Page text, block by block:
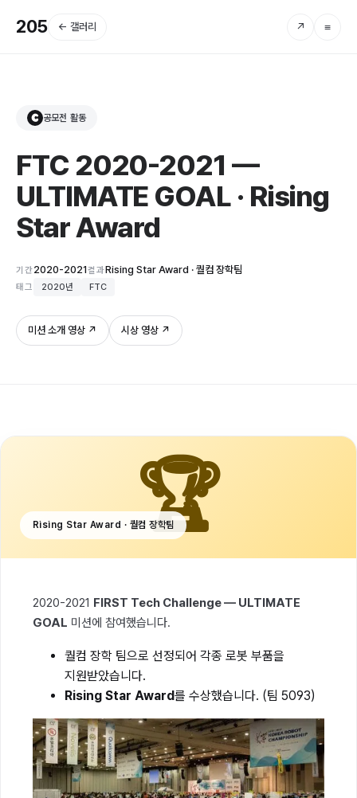
205 ← 갤러리 ↗ ≡
C 공모전 활동
FTC 2020-2021 —
ULTIMATE GOAL · Rising
Star Award
기간2020-2021결과Rising Star Award · 퀄컴 장학팀
태그 2020년 FTC
미션 소개 영상 ↗ 시상 영상 ↗
🏆
Rising Star Award · 퀄컴 장학팀
2020-2021 FIRST Tech Challenge — ULTIMATE
GOAL 미션에 참여했습니다.
퀄컴 장학 팀으로 선정되어 각종 로봇 부품을
지원받았습니다.
Rising Star Award를 수상했습니다. (팀 5093)